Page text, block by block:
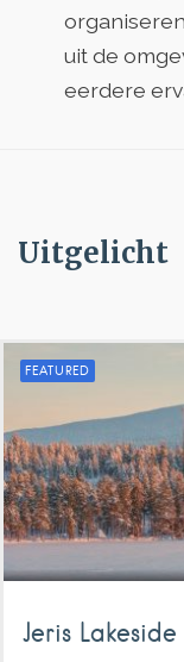
uit de
eerdere
Uitgelicht
FEATURED
Jeris Lakeside